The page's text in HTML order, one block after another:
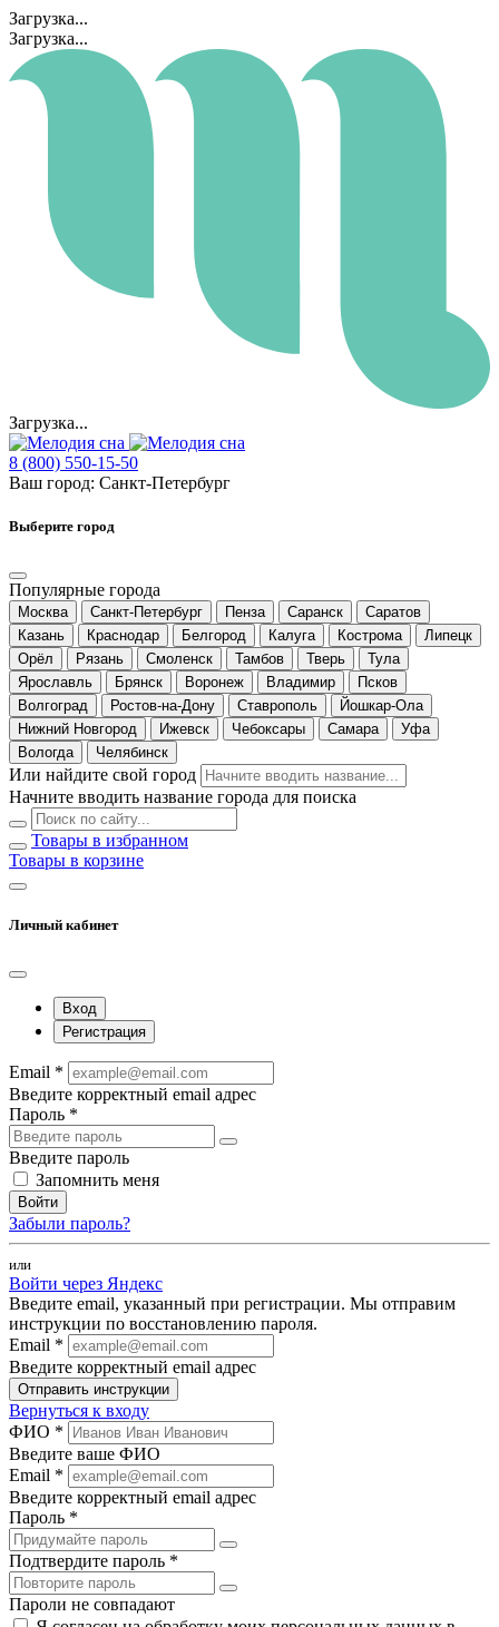
Загрузка...
Загрузка...
Загрузка...
8 (800) 550-15-50
Ваш город: Санкт-Петербург
Выберите город
Популярные города
Москва Санкт-Петербург Пенза Саранск
Саратов
Казань
Краснодар Белгород Калуга Кострома
Липецк
Орёл
Рязань Смоленск Тамбов Тверь
Тула
Ярославль
Брянск Воронеж Владимир
Псков
Волгоград
Ростов-на-Дону Ставрополь
Йошкар-Ола
Нижний Новгород
Ижевск Чебоксары Самара
Уфа
Вологда
Челябинск
Или найдите свой город
Начните вводить название города для поиска
Товары в избранном
Товары в корзине
Личный кабинет
Вход
Регистрация
Email *
Введите корректный email адрес
Пароль *
Введите пароль
Запомнить меня
Войти
Забыли пароль?
или
Войти через Яндекс
Введите email, указанный при регистрации. Мы отправим
инструкции по восстановлению пароля.
Email *
Введите корректный email адрес
Отправить инструкции
Вернуться к входу
ФИО *
Введите ваше ФИО
Email *
Введите корректный email адрес
Пароль *
Подтвердите пароль *
Пароли не совпадают